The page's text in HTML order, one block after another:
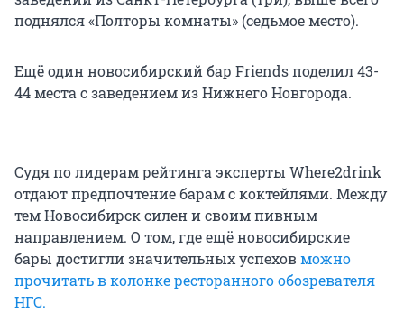
поднялся «Полторы комнаты» (седьмое место).
Ещё один новосибирский бар Friends поделил 43-
44 места с заведением из Нижнего Новгорода.
Судя по лидерам рейтинга эксперты Where2drink
отдают предпочтение барам с коктейлями. Между
тем Новосибирск силен и своим пивным
направлением. О том, где ещё новосибирские
бары достигли значительных успеховможно
прочитать в колонке ресторанного обозревателя
НГС.